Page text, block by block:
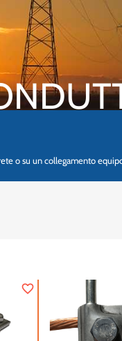
o su un collegamento
favorite_border